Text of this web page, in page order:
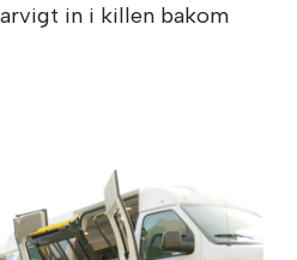
in i killen bakom